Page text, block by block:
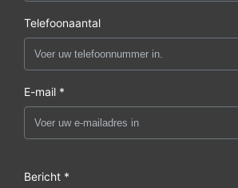
Telefoonaantal
E-mail *
Bericht *